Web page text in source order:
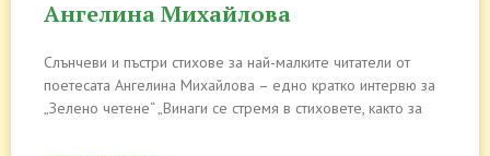
Ангелина Михайлова
Слънчеви и пъстри стихове за най-малките читатели от
поетесата Ангелина Михайлова – едно кратко интервю за
„Зелено четене“ „Винаги се стремя в стиховете, както за